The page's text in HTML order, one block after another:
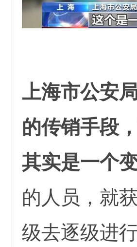
上海市公安
的传销手段
其实是一个
的人员，就
级去逐级进行